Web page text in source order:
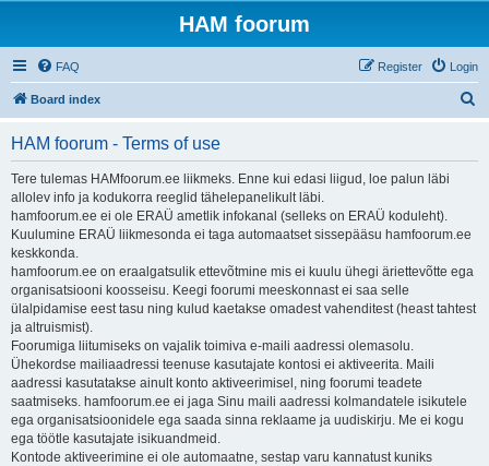
HAM foorum
FAQ Login
Register
Board index
HAM foorum - Terms of use
Tere tulemas HAMfoorum.ee liikmeks. Enne kui edasi liigud, loe palun läbi
allolev info ja kodukorra reeglid tähelepanelikult läbi.
hamfoorum.ee ei ole ERAÜ ametlik infokanal (selleks on ERAÜ koduleht).
Kuulumine ERAÜ liikmesonda ei taga automaatset sissepääsu hamfoorum.ee
keskkonda.
hamfoorum.ee on eraalgatsulik ettevõtmine mis ei kuulu ühegi äriettevõtte ega
organisatsiooni koosseisu. Keegi foorumi meeskonnast ei saa selle
ülalpidamise eest tasu ning kulud kaetakse omadest vahenditest (heast tahtest
ja altruismist).
Foorumiga liitumiseks on vajalik toimiva e-maili aadressi olemasolu.
Ühekordse mailiaadressi teenuse kasutajate kontosi ei aktiveerita. Maili
aadressi kasutatakse ainult konto aktiveerimisel, ning foorumi teadete
saatmiseks. hamfoorum.ee ei jaga Sinu maili aadressi kolmandatele isikutele
ega organisatsioonidele ega saada sinna reklaame ja uudiskirju. Me ei kogu
ega töötle kasutajate isikuandmeid.
Kontode aktiveerimine ei ole automaatne, sestap varu kannatust kuniks